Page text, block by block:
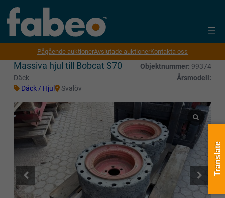
Pågående auktionerAvslutade auktionerKontakta oss
Massiva hjul till Bobcat S70 Objektnummer: 99374
Däck
Årsmodell:
Däck / Hjul
Svalöv
Translate